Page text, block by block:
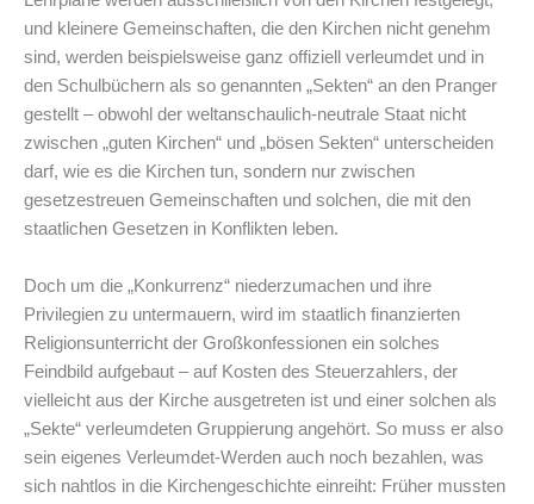
und kleinere Gemeinschaften, die den Kirchen nicht genehm
sind, werden beispielsweise ganz offiziell verleumdet und in
den Schulbüchern als so genannten „Sekten“ an den Pranger
gestellt – obwohl der weltanschaulich-neutrale Staat nicht
zwischen „guten Kirchen“ und „bösen Sekten“ unterscheiden
darf, wie es die Kirchen tun, sondern nur zwischen
gesetzestreuen Gemeinschaften und solchen, die mit den
staatlichen Gesetzen in Konflikten leben.
Doch um die „Konkurrenz“ niederzumachen und ihre
Privilegien zu untermauern, wird im staatlich finanzierten
Religionsunterricht der Großkonfessionen ein solches
Feindbild aufgebaut – auf Kosten des Steuerzahlers, der
vielleicht aus der Kirche ausgetreten ist und einer solchen als
„Sekte“ verleumdeten Gruppierung angehört. So muss er also
sein eigenes Verleumdet-Werden auch noch bezahlen, was
sich nahtlos in die Kirchengeschichte einreiht: Früher mussten